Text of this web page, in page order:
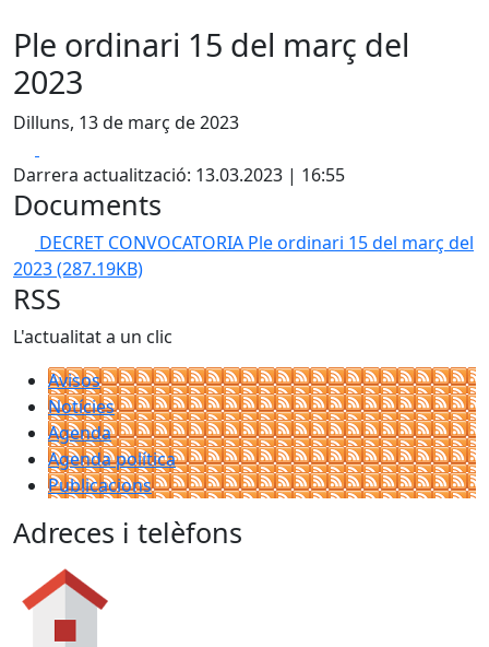
Ple ordinari 15 del març del
2023
Dilluns, 13 de març de 2023
Darrera actualització: 13.03.2023 | 16:55
Documents
DECRET CONVOCATORIA Ple ordinari 15 del març del
2023(287.19KB)
RSS
L'actualitat a un clic
Avisos
Notícies
Agenda
Agenda política
Publicacions
Adreces i telèfons